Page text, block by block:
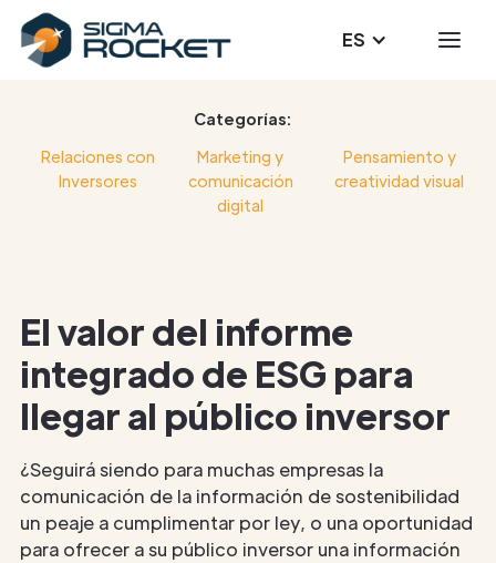
ES
Categorías:
Relaciones con
Inversores
Marketing y
comunicación
digital
Pensamiento y
creatividad visual
El valor del informe
integrado de ESG para
llegar al público inversor
¿Seguirá siendo para muchas empresas la
comunicación de la información de sostenibilidad
un peaje a cumplimentar por ley, o una oportunidad
para ofrecer a su público inversor una información